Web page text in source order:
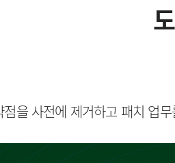
점을 사전에 제거하고 패치 업